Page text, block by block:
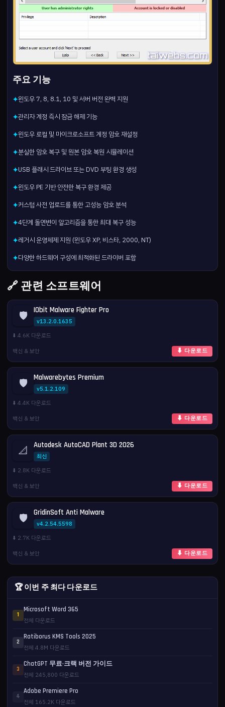
주요 기능
✦윈도우 7, 8, 8.1, 10 및 서버 버전 완벽 지원
✦관리자 계정 즉시 잠금 해제 기능
✦윈도우 로컬 및 마이크로소프트 계정 암호 재설정
✦분실한 암호 복구 및 원본 암호 복원 시뮬레이션
✦USB 플래시 드라이브 또는 DVD 부팅 환경 생성
✦윈도우 PE 기반 안전한 복구 환경 제공
✦커스텀 사전 업로드를 통한 고성능 암호 분석
✦4단계 돌연변이 알고리즘을 통한 최대 복구 성능
✦레거시 운영체제 지원 (윈도우 XP, 비스타, 2000, NT)
✦다양한 하드웨어 구성에 최적화된 드라이버 포함
🔗 관련 소프트웨어
🛡️ IObit Malware Fighter Pro
v13.2.0.1635
⬇️ 4.6K 다운로드
백신 & 보안
⬇ 다운로드
🛡️ Malwarebytes Premium
v5.1.2.109
⬇️ 4.4K 다운로드
백신 & 보안
⬇ 다운로드
📐 Autodesk AutoCAD Plant 3D 2026
최신
⬇️ 2.8K 다운로드
백신 & 보안
⬇ 다운로드
🛡️ GridinSoft Anti Malware
v4.2.54.5598
⬇️ 2.7K 다운로드
백신 & 보안
⬇ 다운로드
🏆 이번 주 최다 다운로드
1
Microsoft Word 365
전체 다운로드
2
Ratiborus KMS Tools 2025
전체 4.8M 다운로드
3
ChatGPT 무료·크랙 버전 가이드
전체 245,800 다운로드
4
Adobe Premiere Pro
전체 165.2K 다운로드